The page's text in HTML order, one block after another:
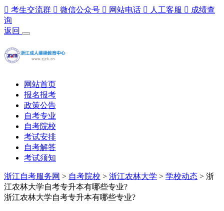
 考生交流群  微信公众号  网站电话  人工客服  成绩查
询
返回
网站首页
报名报考
政策公告
自考专业
自考院校
考试安排
自考解答
考试须知
浙江自考服务网 > 自考院校 > 浙江农林大学 > 学校动态 > 浙
江农林大学自考专升本有哪些专业?
浙江农林大学自考专升本有哪些专业?